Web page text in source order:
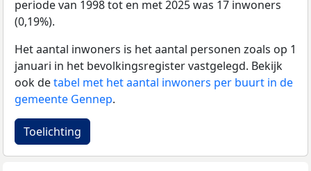
periode van 1998 tot en met 2025 was 17 inwoners
(0,19%).
Het aantal inwoners is het aantal personen zoals op 1
januari in het bevolkingsregister vastgelegd. Bekijk
ook detabel met het aantal inwoners per buurt in de
gemeente Gennep.
Toelichting